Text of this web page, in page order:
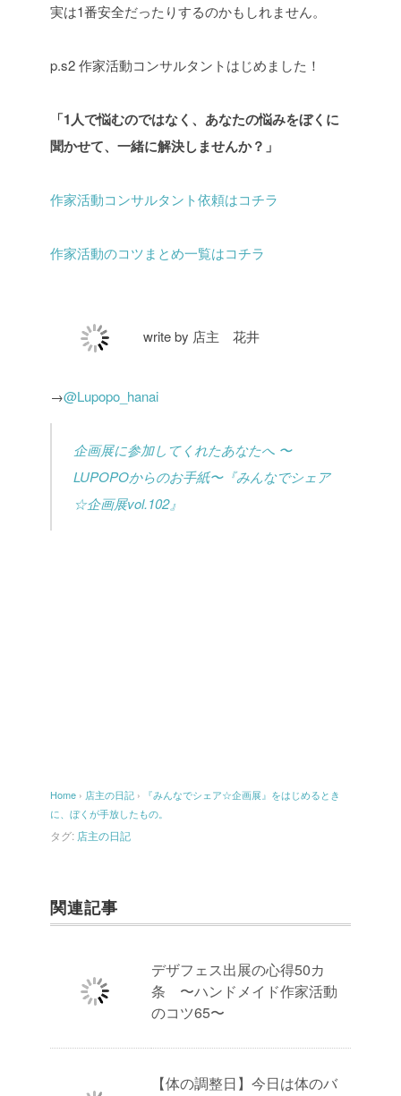
実は1番安全だったりするのかもしれません。
p.s2 作家活動コンサルタントはじめました！
「1人で悩むのではなく、あなたの悩みをぼくに
聞かせて、一緒に解決しませんか？」
作家活動コンサルタント依頼はコチラ
作家活動のコツまとめ一覧はコチラ
write by 店主 花井
→@Lupopo_hanai
企画展に参加してくれたあなたへ 〜
LUPOPOからのお手紙〜『みんなでシェア
☆企画展vol.102』
Home › 店主の日記 ›
『みんなでシェア☆企画展』をはじめるとき
に、ぼくが手放したもの。
タグ: 店主の日記
関連記事
デザフェス出展の心得50カ
条 〜ハンドメイド作家活動
のコツ65〜
【体の調整日】今日は体のバ